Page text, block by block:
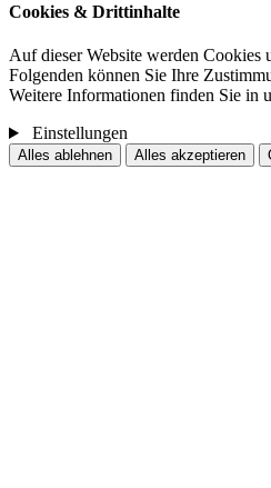
Cookies & Drittinhalte
Auf dieser Website werden
Folgenden können Sie Ihre
Weitere Informationen finden Sie in
Einstellungen
Alles ablehnen Alles akzeptieren